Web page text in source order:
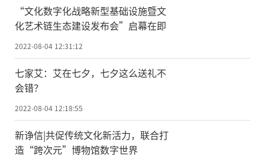
“文化数字化战略新型基础设施暨文
化艺术链生态建设发布会”启幕在即
2022-08-04 12:31:12
七家艾：艾在七夕，七夕这么送礼不
会错？
2022-08-04 12:18:55
新诤信|共促传统文化新活力，联合打
造“跨次元”博物馆数字世界